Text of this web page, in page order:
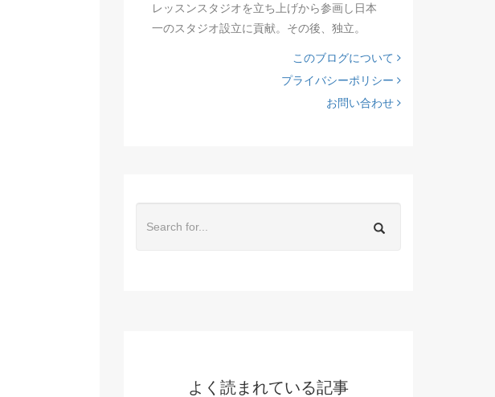
レッスンスタジオを立ち上げから参画し日本
一のスタジオ設立に貢献。その後、独立。
このブログについて
プライバシーポリシー
お問い合わせ
よく読まれている記事